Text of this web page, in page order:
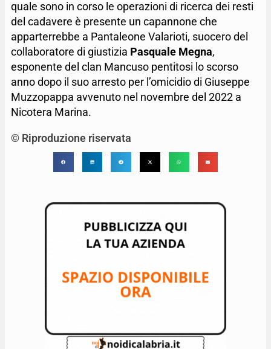
quale sono in corso le operazioni di ricerca dei resti
del cadavere è presente un capannone che
apparterrebbe a Pantaleone Valarioti, suocero del
collaboratore di giustizia Pasquale Megna,
esponente del clan Mancuso pentitosi lo scorso
anno dopo il suo arresto per l’omicidio di Giuseppe
Muzzopappa avvenuto nel novembre del 2022 a
Nicotera Marina.
© Riproduzione riservata